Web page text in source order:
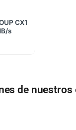
CX1
s
de nuestros